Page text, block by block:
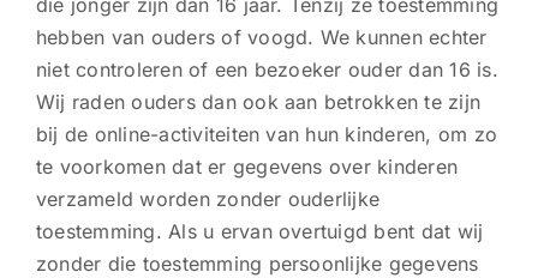
die jonger zijn dan 16 jaar. Tenzij ze toestemming
hebben van ouders of voogd. We kunnen echter
niet controleren of een bezoeker ouder dan 16 is.
Wij raden ouders dan ook aan betrokken te zijn
bij de online-activiteiten van hun kinderen, om zo
te voorkomen dat er gegevens over kinderen
verzameld worden zonder ouderlijke
toestemming. Als u ervan overtuigd bent dat wij
zonder die toestemming persoonlijke gegevens